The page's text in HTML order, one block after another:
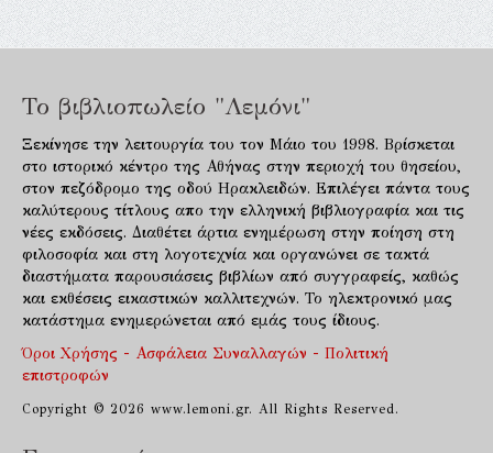
Το βιβλιοπωλείο "Λεμόνι"
Ξεκίνησε την λειτουργία του τον Μάιο του 1998. Βρίσκεται
στο ιστορικό κέντρο της Αθήνας στην περιοχή του θησείου,
στον πεζόδρομο της οδού Ηρακλειδών. Επιλέγει πάντα τους
καλύτερους τίτλους απο την ελληνική βιβλιογραφία και τις
νέες εκδόσεις. Διαθέτει άρτια ενημέρωση στην ποίηση στη
φιλοσοφία και στη λογοτεχνία και οργανώνει σε τακτά
διαστήματα παρουσιάσεις βιβλίων από συγγραφείς, καθώς
και εκθέσεις εικαστικών καλλιτεχνών. Το ηλεκτρονικό μας
κατάστημα ενημερώνεται από εμάς τους ίδιους.
Όροι Χρήσης - Ασφάλεια Συναλλαγών - Πολιτική
επιστροφών
Copyright © 2026 www.lemoni.gr. All Rights Reserved.